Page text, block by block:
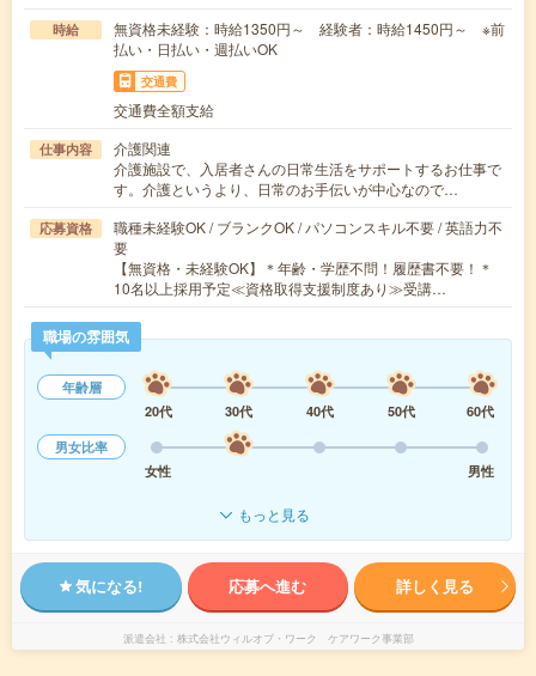
時給
無資格未経験：時給1350円～ 経験者：時給1450円～ ※前
払い・日払い・週払いOK
交通費
交通費全額支給
仕事内容
介護関連
介護施設で、入居者さんの日常生活をサポートするお仕事で
す。介護というより、日常のお手伝いが中心なので…
応募資格
職種未経験OK / ブランクOK / パソコンスキル不要 / 英語力不
要
【無資格・未経験OK】＊年齢・学歴不問！履歴書不要！＊
10名以上採用予定≪資格取得支援制度あり≫受講…
職場の雰囲気
年齢層
20代
30代 40代 50代
60代
男女比率
女性
男性
もっと見る
気になる! 応募へ進む 詳しく見る
派遣会社 株式会社ウィルオブ・ワーク ケアワーク事業部